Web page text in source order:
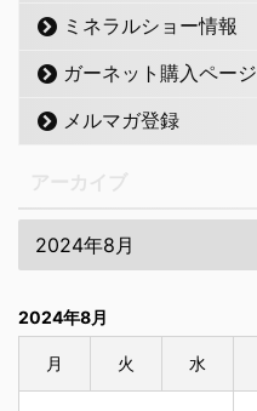
ミネラルショー情報
ガーネット購入ページ
メルマガ登録
2024年8月
月 火 水